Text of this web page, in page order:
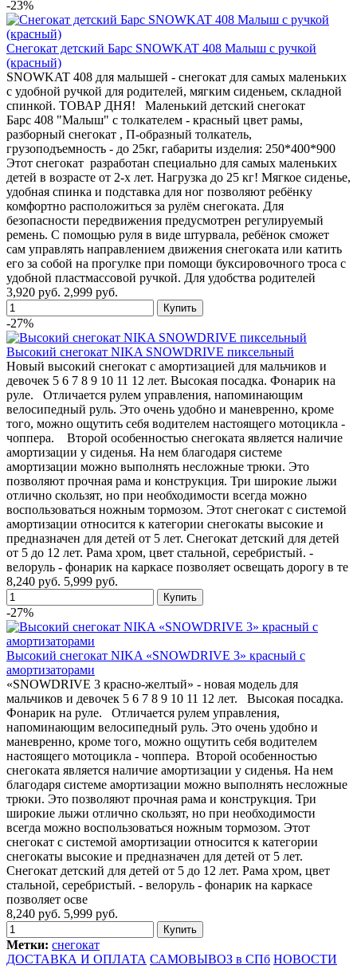
-23%
Снегокат детский Барс SNOWKAT 408 Малыш с ручкой
(красный)
SNOWKAT 408 для малышей - снегокат для самых маленьких
с удобной ручкой для родителей, мягким сиденьем, складной
спинкой. ТОВАР ДНЯ! Маленький детский снегокат
Барс 408 "Малыш" с толкателем - красный цвет рамы,
разборный снегокат , П-образный толкатель,
грузоподъемность - до 25кг, габариты изделия: 250*400*900
Этот снегокат разработан специально для самых маленьких
детей в возрасте от 2-х лет. Нагрузка до 25 кг! Мягкое сиденье,
удобная спинка и подставка для ног позволяют ребёнку
комфортно расположиться за рулём снегоката. Для
безопасности передвижения предусмотрен регулируемый
ремень. С помощью руля в виде штурвала, ребёнок сможет
сам управлять направлением движения снегоката или катить
его за собой на прогулке при помощи буксировочного троса с
удобной пластмассовой ручкой. Для удобства родителей
3,920 руб. 2,999 руб.
-27%
Высокий снегокат NIKA SNOWDRIVE пиксельный
Новый высокий снегокат с амортизацией для мальчиков и
девочек 5 6 7 8 9 10 11 12 лет. Высокая посадка. Фонарик на
руле. Отличается рулем управления, напоминающим
велосипедный руль. Это очень удобно и маневренно, кроме
того, можно ощутить себя водителем настоящего мотоцикла -
чоппера. Второй особенностью снегоката является наличие
амортизации у сиденья. На нем благодаря системе
амортизации можно выполнять несложные трюки. Это
позволяют прочная рама и конструкция. Три широкие лыжи
отлично скользят, но при необходимости всегда можно
воспользоваться ножным тормозом. Этот снегокат с системой
амортизации относится к категории снегокаты высокие и
предназначен для детей от 5 лет. Снегокат детский для детей
от 5 до 12 лет. Рама хром, цвет стальной, серебристый. -
велоруль - фонарик на каркасе позволяет освещать дорогу в те
8,240 руб. 5,999 руб.
-27%
Высокий снегокат NIKA «SNOWDRIVE 3» красный с
амортизаторами
«SNOWDRIVE 3 красно-желтый» - новая модель для
мальчиков и девочек 5 6 7 8 9 10 11 12 лет. Высокая посадка.
Фонарик на руле. Отличается рулем управления,
напоминающим велосипедный руль. Это очень удобно и
маневренно, кроме того, можно ощутить себя водителем
настоящего мотоцикла - чоппера. Второй особенностью
снегоката является наличие амортизации у сиденья. На нем
благодаря системе амортизации можно выполнять несложные
трюки. Это позволяют прочная рама и конструкция. Три
широкие лыжи отлично скользят, но при необходимости
всегда можно воспользоваться ножным тормозом. Этот
снегокат с системой амортизации относится к категории
снегокаты высокие и предназначен для детей от 5 лет.
Снегокат детский для детей от 5 до 12 лет. Рама хром, цвет
стальной, серебристый. - велоруль - фонарик на каркасе
позволяет осве
8,240 руб. 5,999 руб.
Метки: снегокат
ДОСТАВКА И ОПЛАТА САМОВЫВОЗ в СПб НОВОСТИ